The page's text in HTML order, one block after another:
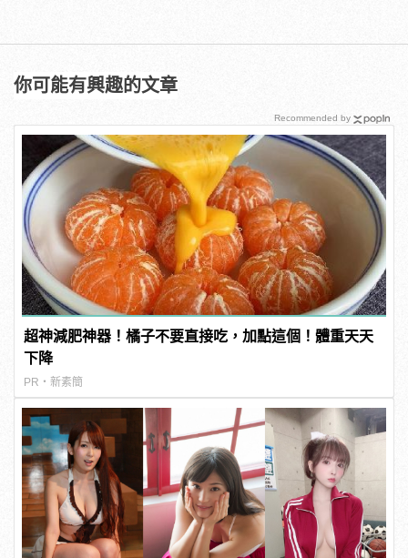
你可能有興趣的文章
超神減肥神器！橘子不要直接吃，加點這個！體重天天
下降
PR・新素簡
Recommended by